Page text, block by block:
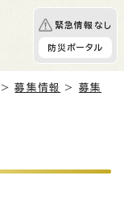
緊急情報なし
防災ポータル
>募集情報 > 募集